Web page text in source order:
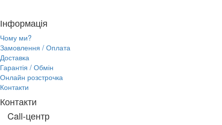
Інформація
Чому ми?
Замовлення / Оплата
Доставка
Гарантія / Обмін
Онлайн розстрочка
Контакти
Контакти
Call-центр